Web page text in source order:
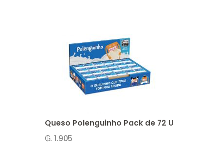
Queso Polenguinho Pack de 72 U
₲. 1.905